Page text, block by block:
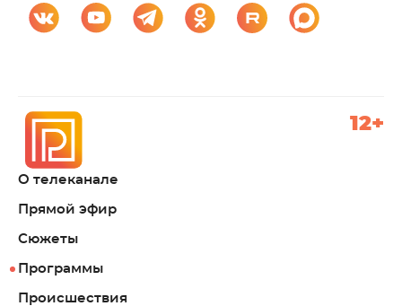
О телеканале
Прямой эфир
Сюжеты
Программы
Происшествия
12+